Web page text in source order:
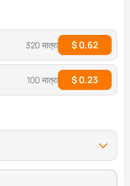
320 मात्रा $ 0.62
100 मात्रा $ 0.23